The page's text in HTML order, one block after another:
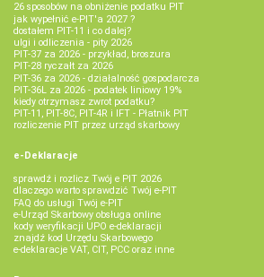
26 sposobów na obniżenie podatku PIT
jak wypełnić e-PIT'a 2027 ?
dostałem PIT-11 i co dalej?
ulgi i odliczenia - pity 2026
PIT-37 za 2026 - przykład, broszura
PIT-28 ryczałt za 2026
PIT-36 za 2026 - działalność gospodarcza
PIT-36L za 2026 - podatek liniowy 19%
kiedy otrzymasz zwrot podatku?
PIT-11, PIT-8C, PIT-4R i IFT - Płatnik PIT
rozliczenie PIT przez urząd skarbowy
e-Deklaracje
sprawdź i rozlicz Twój e PIT 2026
dlaczego warto sprawdzić Twój e-PIT
FAQ do usługi Twój e-PIT
e-Urząd Skarbowy obsługa online
kody weryfikacji UPO e-deklaracji
znajdź kod Urzędu Skarbowego
e-deklaracje VAT, CIT, PCC oraz inne